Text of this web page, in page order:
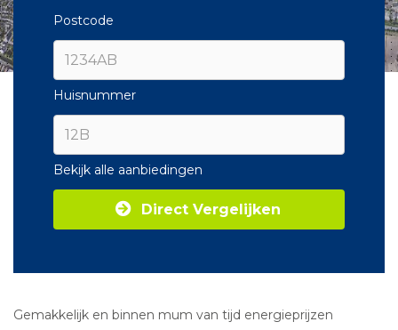
Postcode
Huisnummer
Bekijk alle aanbiedingen
Direct Vergelijken
Gemakkelijk en binnen mum van tijd energieprijzen